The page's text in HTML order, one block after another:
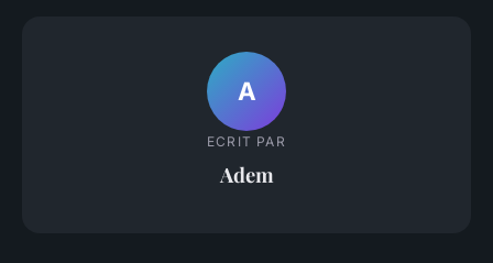
A
ECRIT PAR
Adem